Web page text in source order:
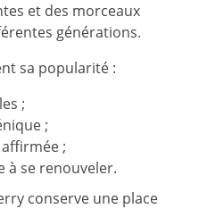
et des morceaux
générations.
sa popularité :
;
;
;
à se renouveler.
conserve une place